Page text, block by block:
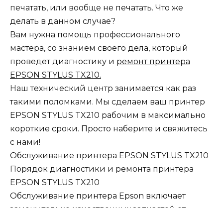
печатать, или вообще не печатать. Что же
делать в данном случае?
Вам нужна помощь профессионального
мастера, со знанием своего дела, который
проведет диагностику и ремонт принтера
EPSON STYLUS TX210.
Наш технический центр занимается как раз
такими поломками. Мы сделаем ваш принтер
EPSON STYLUS TX210 рабочим в максимально
короткие сроки. Просто наберите и свяжитесь
с нами!
Обслуживание принтера EPSON STYLUS TX210
Порядок диагностики и ремонта принтера
EPSON STYLUS TX210
Обслуживание принтера Epson включает